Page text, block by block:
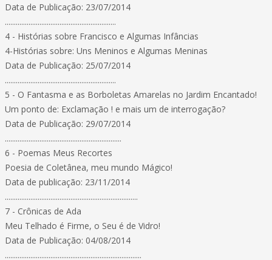
Data de Publicação: 23/07/2014
.............................................................
4 - Histórias sobre Francisco e Algumas Infâncias
4-Histórias sobre: Uns Meninos e Algumas Meninas
Data de Publicação: 25/07/2014
.............................................................
5 - O Fantasma e as Borboletas Amarelas no Jardim Encantado!
Um ponto de: Exclamação ! e mais um de interrogação?
Data de Publicação: 29/07/2014
................................................................
6 - Poemas Meus Recortes
Poesia de Coletânea, meu mundo Mágico!
Data de publicação: 23/11/2014
.........................................................................
7 - Crônicas de Ada
Meu Telhado é Firme, o Seu é de Vidro!
Data de Publicação: 04/08/2014
...........................................................................